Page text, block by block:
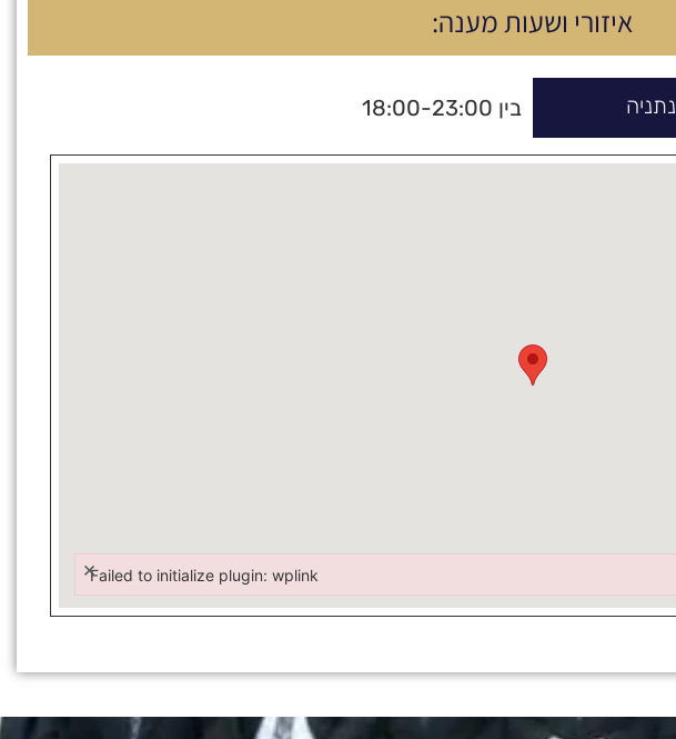
איזורי ושעות מענה:
נתניה בין 18:00-23:00
Failed to initialize plugin: wplink
×